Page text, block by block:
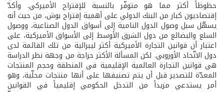
حظوظاً أكثر مما هو متوفّر بالنسبة للإقتراح الأميركي. وأكدّ
إقتصاديون كبار من البنك الدولي على أهمية إقتراح بوش، من حيث أنه
يسهّل سبل وصول الدول النامية إلى أسواق الدول الصناعية، ووصول
السلع والبضائع من دول الشرق الأوسط إلى الأسواق الأميركية، على
اعتبار أن قوانين التجارة الأميركية أكثر ليبرالية من تلك القائمة لدى
دول الاتّحاد الأوروبي. لكن المسألة الأكثر حراجة من وجهة نظر الدراسة
هي قوانين التجارة العالمية الإقليمية في المنطقة وحجم المنتجات
المعدّة للتصدير قبل أن يتم تصنيفها على أنها منتجات محلّية، وهو
أمر يستدعي مزيداً من التدخل الحكومي إقليمياً في القوانين